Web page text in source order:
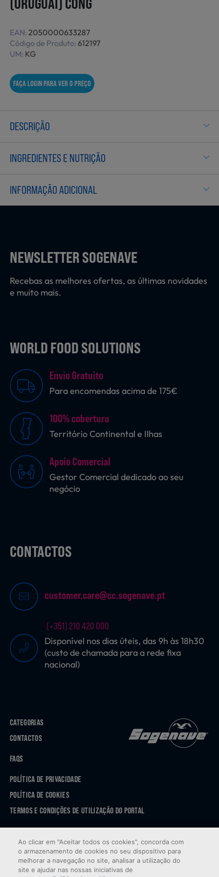
Refeições Prontas
Frutas e Legumes
Mercearia
Nutrição Clínica
Bebidas e Garrafeira
Produtos Vegetarianos
Sobremesas
EAN: 2050000633287
Código de Produto: 612197
UM: KG
FAÇA LOGIN PARA VER O PREÇO
DESCRIÇÃO
INGREDIENTES E NUTRIÇÃO
INFORMAÇÃO ADICIONAL
NEWSLETTER SOGENAVE
Recebas as melhores ofertas, as últimas novidades
e muito mais.
WORLD FOOD SOLUTIONS
Envio Gratuito
Para encomendas acima de 175€
100% cobertura
Território Continental e Ilhas
Apoio Comercial
Gestor Comercial dedicado ao seu
negócio
CONTACTOS
customer.care@cc.sogenave.pt
(+351) 210 420 000
Disponível nos dias úteis, das 9h às 18h30
(custo de chamada para a rede fixa
nacional)
CATEGORIAS
CONTACTOS
FAQS
POLÍTICA DE PRIVACIDADE
POLÍTICA DE COOKIES
TERMOS E CONDIÇÕES DE UTILIZAÇÃO DO PORTAL
GOOGLE PLAY
Ao clicar em "Aceitar todos os cookies", concorda com
o armazenamento de cookies no seu dispositivo para
melhorar a navegação no site, analisar a utilização do
site e ajudar nas nossas iniciativas de